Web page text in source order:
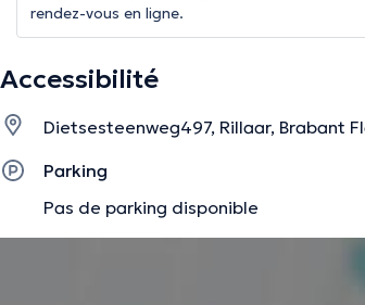
rendez-vous en ligne.
Accessibilité
Dietsesteenweg497, Rillaar, Brabant
Parking
Pas de parking disponible